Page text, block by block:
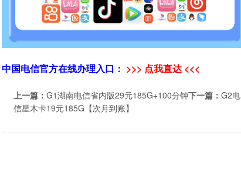
中国电信官方在线办理入口： >>> 点我直达 <<<
上一篇：G1湖南电信省内版29元185G+100分钟下一篇：G2电
信星木卡19元185G【次月到账】